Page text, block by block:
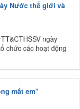
Nước thế giới và
ngày
chức các hoạt động
mắt em”